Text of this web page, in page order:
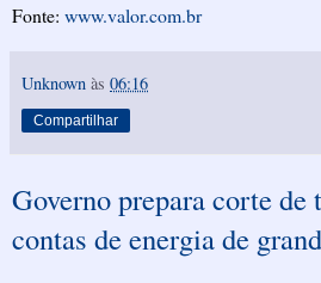
Fonte: www.valor.com.br
Unknown às 06:16
Compartilhar
Governo prepara corte de
contas de energia de